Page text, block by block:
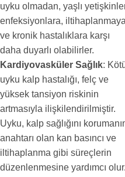
uyku olmadan, yaşlı
enfeksiyonlara, iltihaplanmaya
ve kronik hastalıklara karşı
daha duyarlı olabilirler.
Kardiyovasküler Sağlık:
uyku kalp hastalığı, felç ve
yüksek tansiyon riskinin
artmasıyla ilişkilendirilmiştir.
Uyku, kalp sağlığını
anahtarı olan kan basıncı ve
iltihaplanma gibi süreçlerin
düzenlenmesine yardımcı olur.